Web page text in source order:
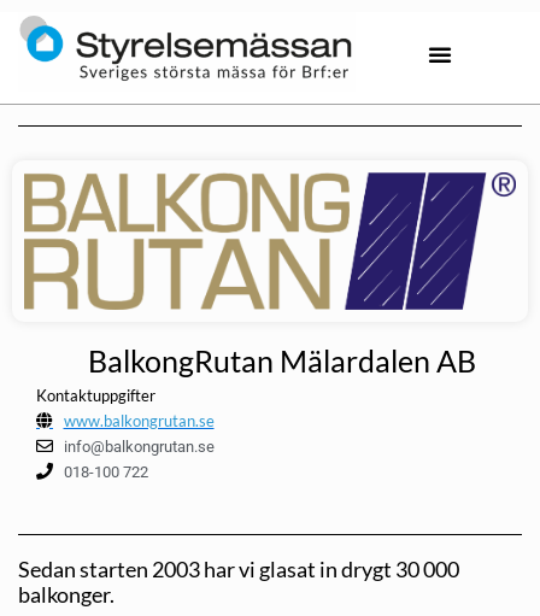
BalkongRutan Mälardalen AB
Kontaktuppgifter
www.balkongrutan.se
info@balkongrutan.se
018-100 722
Sedan starten 2003 har vi glasat in drygt 30 000
balkonger.